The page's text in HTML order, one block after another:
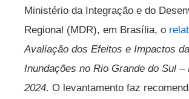
Ministério da Integração e do
Regional (MDR), em Brasília, o
Avaliação dos Efeitos e Impactos
Inundações no Rio Grande do Sul –
2024. O levantamento faz